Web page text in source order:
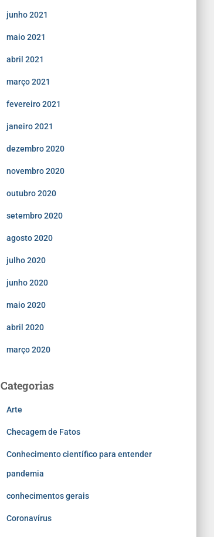
junho 2021
maio 2021
abril 2021
março 2021
fevereiro 2021
janeiro 2021
dezembro 2020
novembro 2020
outubro 2020
setembro 2020
agosto 2020
julho 2020
junho 2020
maio 2020
abril 2020
março 2020
Categorias
Arte
Checagem de Fatos
Conhecimento científico para entender
pandemia
conhecimentos gerais
Coronavírus